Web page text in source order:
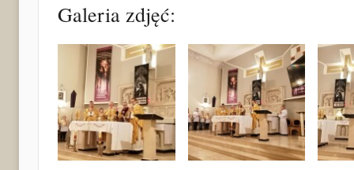
Galeria zdjęć: